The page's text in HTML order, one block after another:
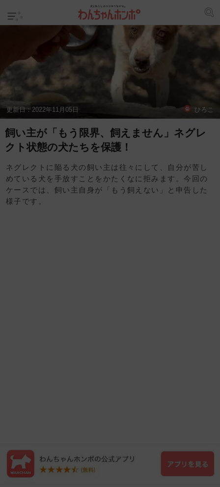
更新日： 2022年11月05日 ひろこ
飼い主が「もう限界、飼えません」ネグレ
クト状態の犬たちを保護！
ネグレクトに陥る犬の飼い主は往々にして、自分が苦し
めている犬を手放すことをかたくなに拒みます。今回の
ケースでは、飼い主自身が「もう飼えない」と申告した
様子です。